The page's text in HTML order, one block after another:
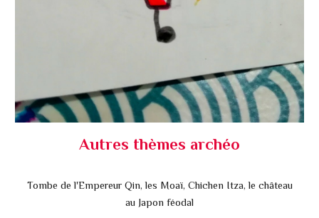
Autres thèmes archéo
Tombe de l'Empereur Qin, les Moaï, Chichen Itza, le château
au Japon féodal